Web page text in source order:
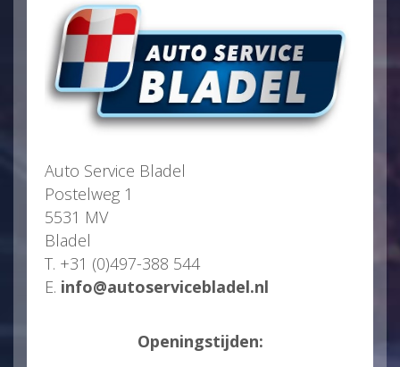
Auto Service Bladel
Postelweg 1
5531 MV
Bladel
T. +31 (0)497-388 544
E. info@autoservicebladel.nl
Openingstijden: